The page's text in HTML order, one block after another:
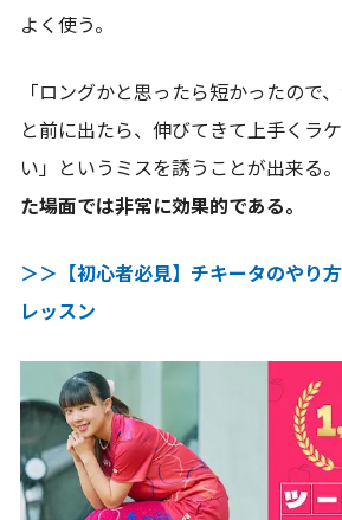
よく使う。
「ロングかと思ったら短かったので
と前に出たら、伸びてきて上手くラ
い」というミスを誘うことが出来る。
た場面では非常に効果的である。
＞＞【初心者必見】チキータのやり
レッスン